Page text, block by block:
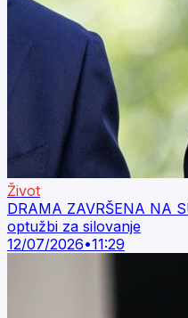
Život
DRAMA ZAVRŠENA NA
optužbi za silovanje
12/07/2026•11:29